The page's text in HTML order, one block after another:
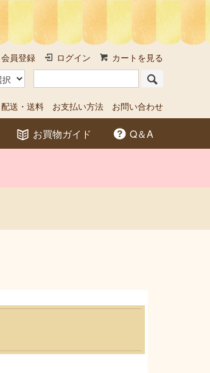
会員登録 ログイン カートを見る
配送・送料 お支払い方法 お問い合わせ
お買物ガイド Q＆A